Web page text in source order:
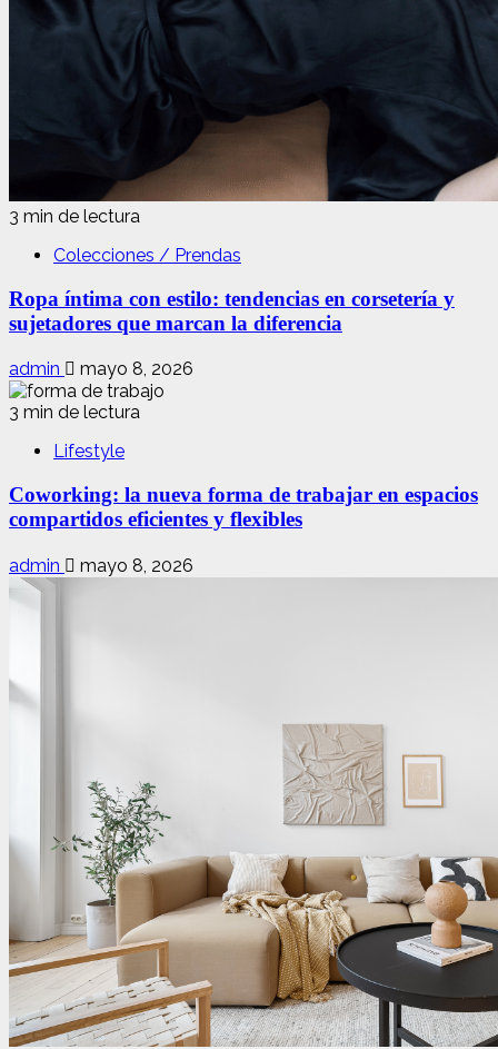
3 min de lectura
Colecciones / Prendas
Ropa íntima con estilo: tendencias en corsetería y
sujetadores que marcan la diferencia
admin mayo 8, 2026
3 min de lectura
Lifestyle
Coworking: la nueva forma de trabajar en espacios
compartidos eficientes y flexibles
admin mayo 8, 2026